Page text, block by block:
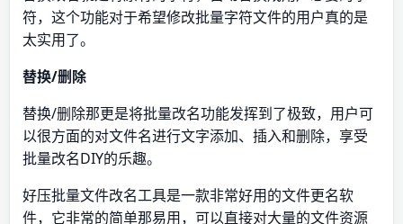
符，这个功能对于希望修改批量字符文件的用户真的是
太实用了。
替换/删除
替换/删除那更是将批量改名功能发挥到了极致，用户可
以很方面的对文件名进行文字添加、插入和删除，享受
批量改名DIY的乐趣。
好压批量文件改名工具是一款非常好用的文件更名软
件，它非常的简单那易用，可以直接对大量的文件资源